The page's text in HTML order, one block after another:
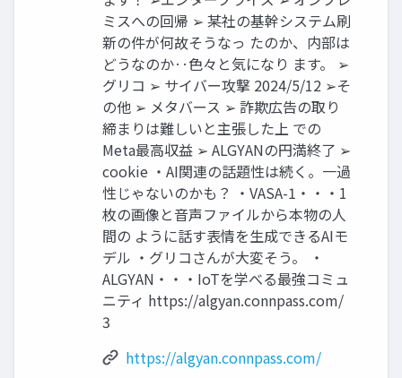
ミスへの回帰 ➢ 某社の基幹システム刷
新の件が何故そうなっ たのか、内部は
どうなのか‥色々と気になり ます。 ➢
グリコ ➢ サイバー攻撃 2024/5/12 ➢そ
の他 ➢ メタバース ➢ 詐欺広告の取り
締まりは難しいと主張した上 での
Meta最高収益 ➢ ALGYANの円満終了 ➢
cookie ・AI関連の話題性は続く。一過
性じゃないのかも？ ・VASA-1・・・1
枚の画像と音声ファイルから本物の人
間の ように話す表情を生成できるAIモ
デル ・グリコさんが大変そう。 ・
ALGYAN・・・IoTを学べる最強コミュ
ニティ https://algyan.connpass.com/
3
https://algyan.connpass.com/